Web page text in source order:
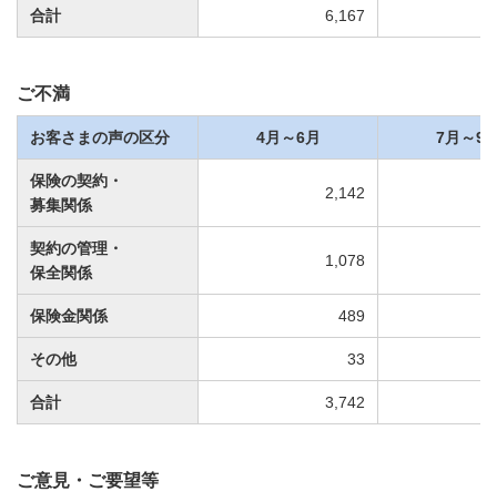
合計 6,167
ご不満
お客さまの声の区分 4月～6月 7月～9
保険の契約・
募集関係
2,142
契約の管理・
保全関係
1,078
保険金関係 489
その他 33
合計 3,742
ご意見・ご要望等